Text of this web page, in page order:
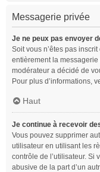
Messagerie privée
Je ne peux pas envoyer
Soit vous n’êtes pas
entièrement la
modérateur a décidé de
Pour plus d’informations,
Haut
Je continue à recevoir
Vous pouvez supprimer
utilisateur en utilisant les
contrôle de l’utilisateur. Si
abusive de la part d’un